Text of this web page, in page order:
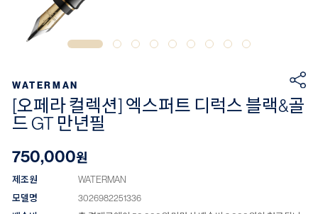
WATERMAN
[오페라 컬렉션] 엑스퍼트 디럭스 블랙&골
드 GT 만년필
750,000원
제조원
WATERMAN
모델명
3026982251336